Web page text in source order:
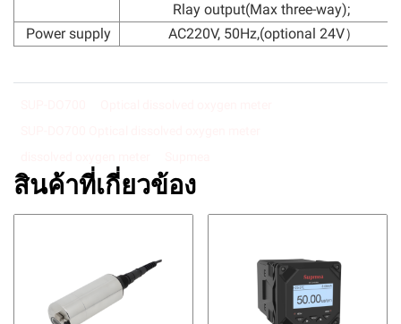
Rlay output(Max three-way);
Power supply
AC220V, 50Hz,(optional 24V）
สินค้าที่เกี่ยวข้อง